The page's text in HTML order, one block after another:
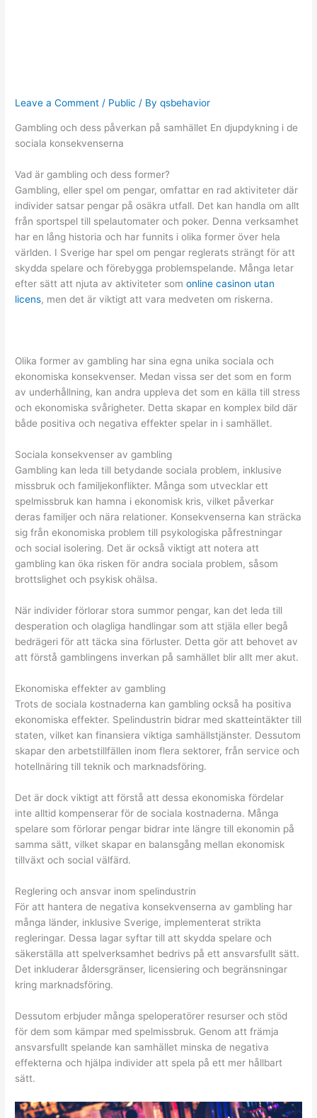
Leave a Comment / Public / Byqsbehavior
Gambling och dess påverkan på samhället En djupdykning i de
sociala konsekvenserna
Vad är gambling och dess former?
Gambling, eller spel om pengar, omfattar en rad aktiviteter där
individer satsar pengar på osäkra utfall. Det kan handla om allt
från sportspel till spelautomater och poker. Denna verksamhet
har en lång historia och har funnits i olika former över hela
världen. I Sverige har spel om pengar reglerats strängt för att
skydda spelare och förebygga problemspelande. Många letar
efter sätt att njuta av aktiviteter somonline casinon utan
licens, men det är viktigt att vara medveten om riskerna.
Olika former av gambling har sina egna unika sociala och
ekonomiska konsekvenser. Medan vissa ser det som en form
av underhållning, kan andra uppleva det som en källa till stress
och ekonomiska svårigheter. Detta skapar en komplex bild där
både positiva och negativa effekter spelar in i samhället.
Sociala konsekvenser av gambling
Gambling kan leda till betydande sociala problem, inklusive
missbruk och familjekonflikter. Många som utvecklar ett
spelmissbruk kan hamna i ekonomisk kris, vilket påverkar
deras familjer och nära relationer. Konsekvenserna kan sträcka
sig från ekonomiska problem till psykologiska påfrestningar
och social isolering. Det är också viktigt att notera att
gambling kan öka risken för andra sociala problem, såsom
brottslighet och psykisk ohälsa.
När individer förlorar stora summor pengar, kan det leda till
desperation och olagliga handlingar som att stjäla eller begå
bedrägeri för att täcka sina förluster. Detta gör att behovet av
att förstå gamblingens inverkan på samhället blir allt mer akut.
Ekonomiska effekter av gambling
Trots de sociala kostnaderna kan gambling också ha positiva
ekonomiska effekter. Spelindustrin bidrar med skatteintäkter till
staten, vilket kan finansiera viktiga samhällstjänster. Dessutom
skapar den arbetstillfällen inom flera sektorer, från service och
hotellnäring till teknik och marknadsföring.
Det är dock viktigt att förstå att dessa ekonomiska fördelar
inte alltid kompenserar för de sociala kostnaderna. Många
spelare som förlorar pengar bidrar inte längre till ekonomin på
samma sätt, vilket skapar en balansgång mellan ekonomisk
tillväxt och social välfärd.
Reglering och ansvar inom spelindustrin
För att hantera de negativa konsekvenserna av gambling har
många länder, inklusive Sverige, implementerat strikta
regleringar. Dessa lagar syftar till att skydda spelare och
säkerställa att spelverksamhet bedrivs på ett ansvarsfullt sätt.
Det inkluderar åldersgränser, licensiering och begränsningar
kring marknadsföring.
Dessutom erbjuder många speloperatörer resurser och stöd
för dem som kämpar med spelmissbruk. Genom att främja
ansvarsfullt spelande kan samhället minska de negativa
effekterna och hjälpa individer att spela på ett mer hållbart
sätt.